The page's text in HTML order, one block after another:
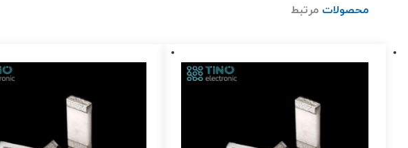
محصولات مرتبط